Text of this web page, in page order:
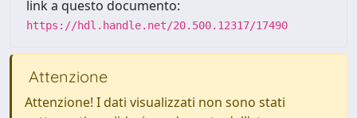
link a questo documento:
https://hdl.handle.net/20.500.12317/17490
Attenzione
Attenzione! I dati visualizzati non sono stati